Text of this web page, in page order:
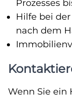
Prozesses
Hilfe bei
nach dem
Wenn Sie ein